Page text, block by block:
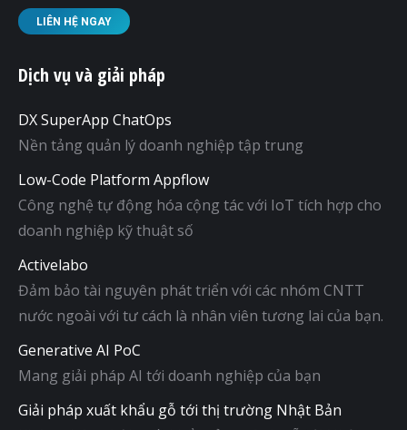
LIÊN HỆ NGAY
Dịch vụ và giải pháp
DX SuperApp ChatOps
Nền tảng quản lý doanh nghiệp tập trung
Low-Code Platform Appflow
Công nghệ tự động hóa cộng tác với IoT tích hợp cho
doanh nghiệp kỹ thuật số
Activelabo
Đảm bảo tài nguyên phát triển với các nhóm CNTT
nước ngoài với tư cách là nhân viên tương lai của bạn.
Generative AI PoC
Mang giải pháp AI tới doanh nghiệp của bạn
Giải pháp xuất khẩu gỗ tới thị trường Nhật Bản